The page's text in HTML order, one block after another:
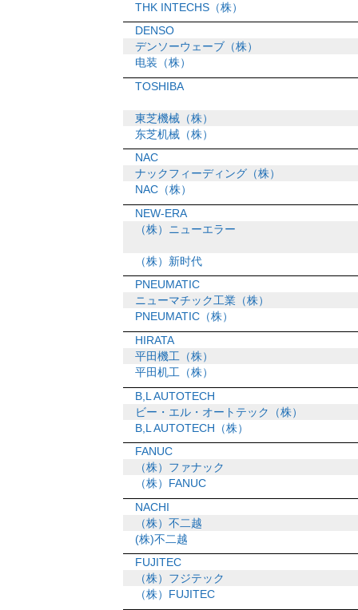
THK INTECHS（株）
DENSO
デンソーウェーブ（株）
电装（株）
TOSHIBA
東芝機械（株）
东芝机械（株）
NAC
ナックフィーディング（株）
NAC（株）
NEW-ERA
（株）ニューエラー
（株）新时代
PNEUMATIC
ニューマチック工業（株）
PNEUMATIC（株）
HIRATA
平田機工（株）
平田机工（株）
B,L AUTOTECH
ビー・エル・オートテック（株）
B,L AUTOTECH（株）
FANUC
（株）ファナック
（株）FANUC
NACHI
（株）不二越
(株)不二越
FUJITEC
（株）フジテック
（株）FUJITEC